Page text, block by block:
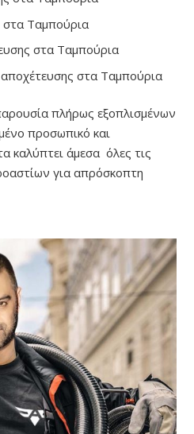
Ταμπούρια
στα Ταμπούρια
στα Ταμπούρια
πλήρως εξοπλισμένων
προσωπικό και
καλύπτει άμεσα όλες τις
για απρόσκοπτη